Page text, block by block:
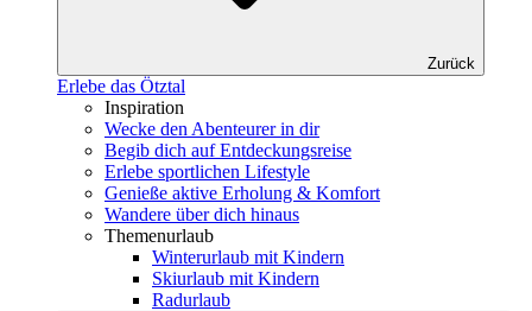
Zurück
Erlebe das Ötztal
Inspiration
Wecke den Abenteurer in dir
Begib dich auf Entdeckungsreise
Erlebe sportlichen Lifestyle
Genieße aktive Erholung & Komfort
Wandere über dich hinaus
Themenurlaub
Winterurlaub mit Kindern
Skiurlaub mit Kindern
Radurlaub